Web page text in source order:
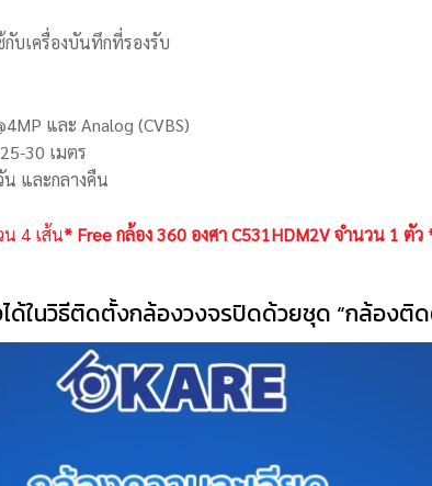
กับเครื่องบันทึกที่รองรับ
และ Analog (CVBS)
30 เมตร
น และกลางคืน
น 4 เส้น* Free กล้อง 360 องศา C531HDM2V จำนวน 1 ตัว
ด้ในวิธีติดตั้งกล้องวงจรปิดด้วยชุด “กล้องติ